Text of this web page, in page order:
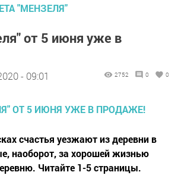
"МЕНЗЕЛЯ"
от 5 июня уже в
- 09:01 2752 0 0
счастья уезжают из деревни в
наоборот, за хорошей жизнью
Читайте 1-5 страницы.